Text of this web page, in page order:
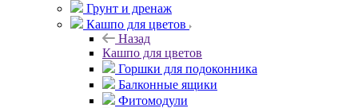
Грунт и дренаж
Кашпо для цветов
Назад
Кашпо для цветов
Горшки для подоконника
Балконные ящики
Фитомодули